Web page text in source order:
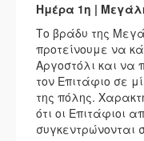
Ημέρα 1η |
Το βράδυ της
προτείνουμε να
Αργοστόλι και
τον Επιτάφιο σε
της πόλης.
ότι οι Επιτάφιοι
συγκεντρώνονται